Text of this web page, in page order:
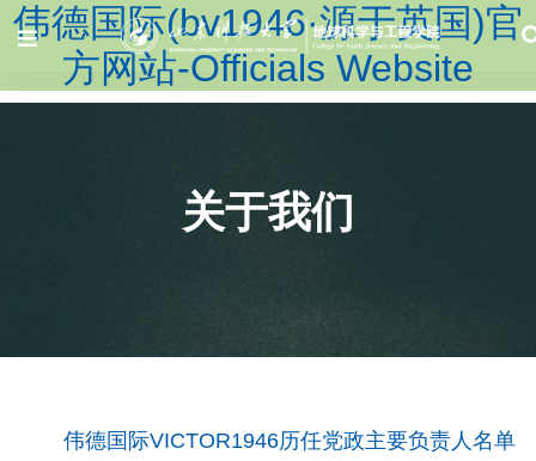
伟德国际(bv1946·源于英国)官
方网站-Officials Website
关于我们
伟德国际VICTOR1946历任党政主要负责人名单